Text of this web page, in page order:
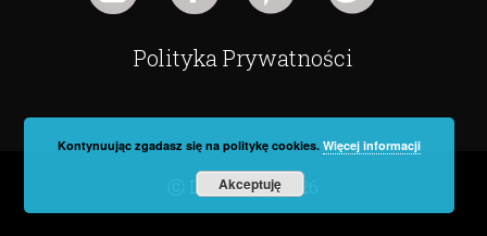
Polityka Prywatności
ⓒ Defabryka 2026
Kontynuując zgadasz się na politykę cookies.Więcej informacji
Akceptuję